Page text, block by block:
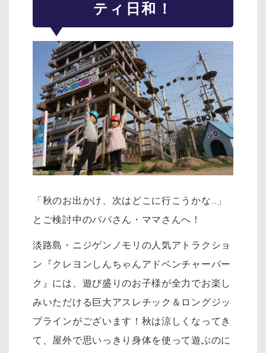
ティ日和！
「秋のお出かけ、次はどこに行こうかな…」
とご検討中のパパさん・ママさんへ！
淡路島・ニジゲンノモリの人気アトラクショ
ン『クレヨンしんちゃんアドベンチャーパー
ク』には、遊び盛りのお子様が全力でお楽し
みいただける巨大アスレチック＆ロングジッ
プラインがございます！秋は涼しくなってき
て、屋外で思いっきり身体を使って遊ぶのに